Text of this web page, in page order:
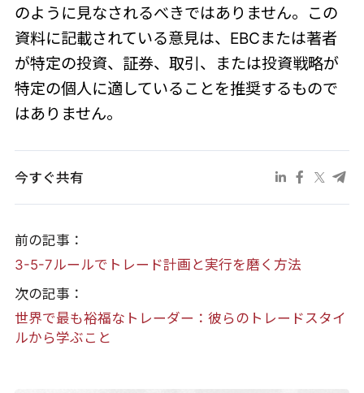
のように見なされるべきではありません。この
資料に記載されている意見は、EBCまたは著者
が特定の投資、証券、取引、または投資戦略が
特定の個人に適していることを推奨するもので
はありません。
今すぐ共有
前の記事：
3-5-7ルールでトレード計画と実行を磨く方法
次の記事：
世界で最も裕福なトレーダー：彼らのトレードスタイ
ルから学ぶこと